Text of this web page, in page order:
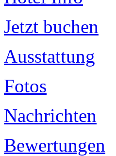
Jetzt buchen
Ausstattung
Fotos
Nachrichten
Bewertungen